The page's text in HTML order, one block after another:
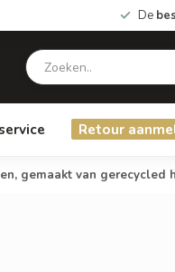
De
Retour
gemaakt van gerecycled